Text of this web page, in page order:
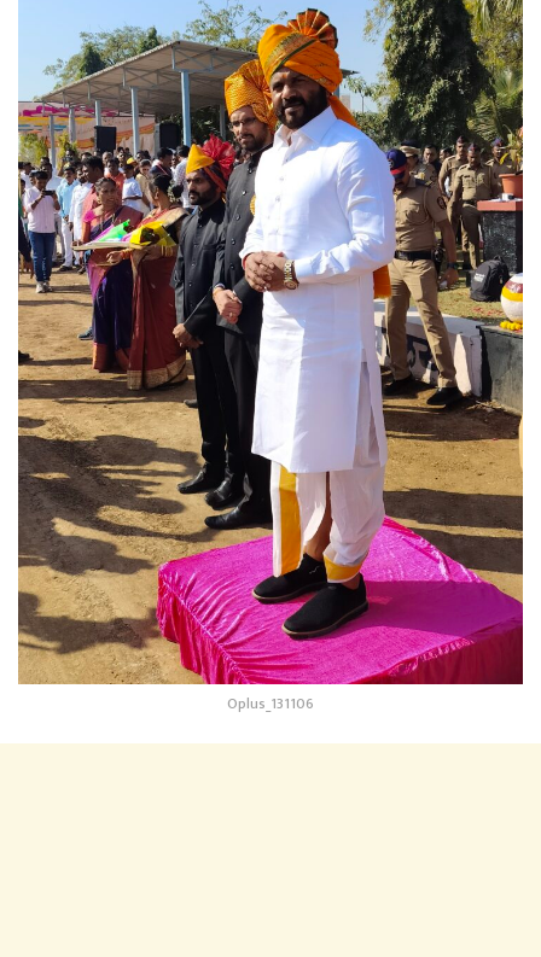
Oplus_131106